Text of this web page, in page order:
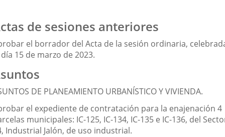
de sesiones anteriores
el borrador del Acta de la sesión ordinaria,
15 de marzo de 2023.
DE PLANEAMIENTO URBANÍSTICO Y VIVIENDA.
el expediente de contratación para la enajenación 4
municipales: IC-125, IC-134, IC-135 e IC-136, del
Industrial Jalón, de uso industrial.